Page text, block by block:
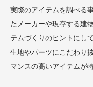
実際のアイテムを調べる
たメーカーや現存する建
テムづくりのヒントにし
生地やパーツにこだわり
マンスの高いアイテムが